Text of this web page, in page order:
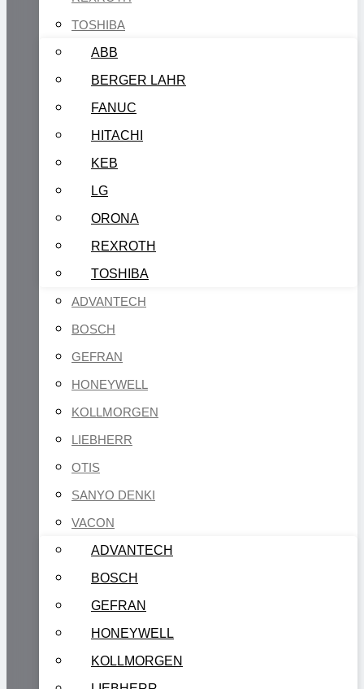
TOSHIBA
ABB
BERGER LAHR
FANUC
HITACHI
KEB
LG
ORONA
REXROTH
TOSHIBA
ADVANTECH
BOSCH
GEFRAN
HONEYWELL
KOLLMORGEN
LIEBHERR
OTIS
SANYO DENKI
VACON
ADVANTECH
BOSCH
GEFRAN
HONEYWELL
KOLLMORGEN